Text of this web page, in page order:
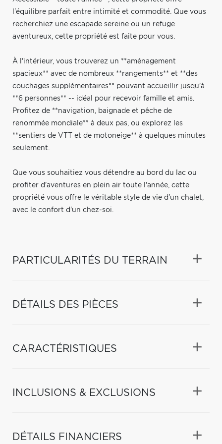
l'équilibre parfait entre intimité et commodité. Que vous
recherchiez une escapade sereine ou un refuge
aventureux, cette propriété est faite pour vous.
À l'intérieur, vous trouverez un **aménagement
spacieux** avec de nombreux **rangements** et **des
couchages supplémentaires** pouvant accueillir jusqu'à
**6 personnes** -- idéal pour recevoir famille et amis.
Profitez de **navigation, baignade et pêche de
renommée mondiale** à deux pas, ou explorez les
**sentiers de VTT et de motoneige** à quelques minutes
seulement.
Que vous souhaitiez vous détendre au bord du lac ou
profiter d'aventures en plein air toute l'année, cette
propriété vous offre le véritable style de vie d'un chalet,
avec le confort d'un chez-soi.
PARTICULARITÉS DU TERRAIN
DÉTAILS DES PIÈCES
CARACTÉRISTIQUES
INCLUSIONS & EXCLUSIONS
DÉTAILS FINANCIERS